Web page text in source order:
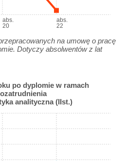
abs.
20
abs.
22
na umowę o pracę
Dotyczy absolwentów z lat
po dyplomie w ramach
analityczna (IIst.)